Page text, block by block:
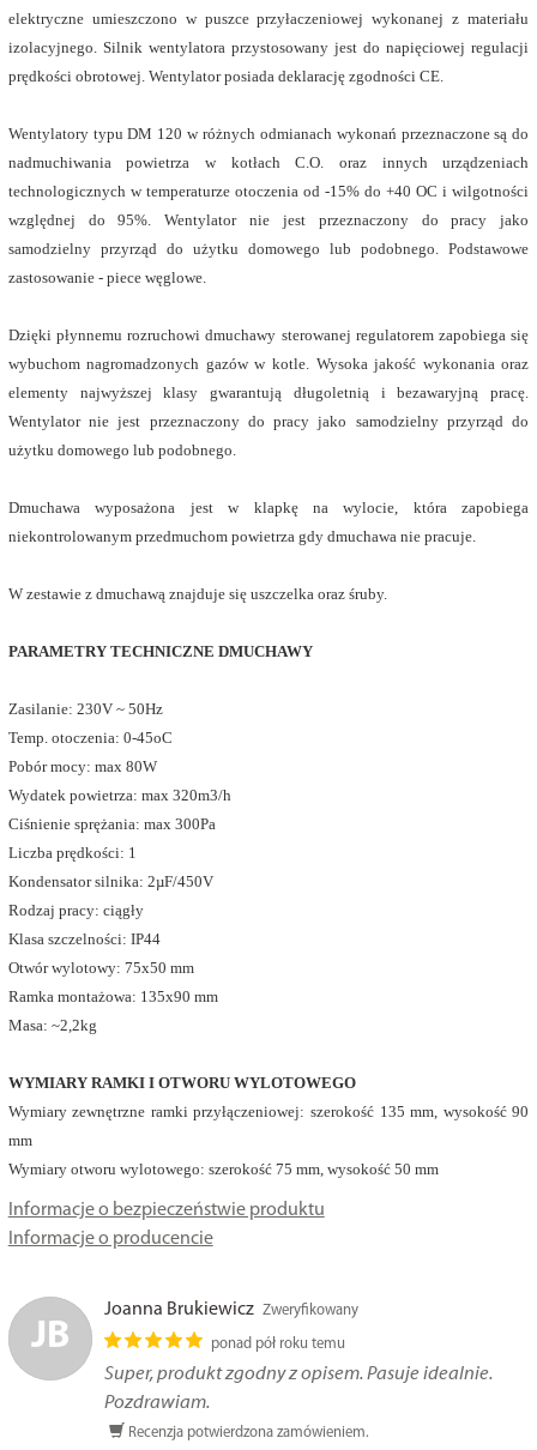
elektryczne umieszczono w puszce przyłaczeniowej wykonanej z materiału
izolacyjnego. Silnik wentylatora przystosowany jest do napięciowej regulacji
prędkości obrotowej. Wentylator posiada deklarację zgodności CE.
Wentylatory typu DM 120 w różnych odmianach wykonań przeznaczone są do
nadmuchiwania powietrza w kotłach C.O. oraz innych urządzeniach
technologicznych w temperaturze otoczenia od -15% do +40 OC i wilgotności
względnej do 95%. Wentylator nie jest przeznaczony do pracy jako
samodzielny przyrząd do użytku domowego lub podobnego. Podstawowe
zastosowanie - piece węglowe.
Dzięki płynnemu rozruchowi dmuchawy sterowanej regulatorem zapobiega się
wybuchom nagromadzonych gazów w kotle. Wysoka jakość wykonania oraz
elementy najwyższej klasy gwarantują długoletnią i bezawaryjną pracę.
Wentylator nie jest przeznaczony do pracy jako samodzielny przyrząd do
użytku domowego lub podobnego.
Dmuchawa wyposażona jest w klapkę na wylocie, która zapobiega
niekontrolowanym przedmuchom powietrza gdy dmuchawa nie pracuje.
W zestawie z dmuchawą znajduje się uszczelka oraz śruby.
PARAMETRY TECHNICZNE DMUCHAWY
Zasilanie: 230V ~ 50Hz
Temp. otoczenia: 0-45oC
Pobór mocy: max 80W
Wydatek powietrza: max 320m3/h
Ciśnienie sprężania: max 300Pa
Liczba prędkości: 1
Kondensator silnika: 2µF/450V
Rodzaj pracy: ciągły
Klasa szczelności: IP44
Otwór wylotowy: 75x50 mm
Ramka montażowa: 135x90 mm
Masa: ~2,2kg
WYMIARY RAMKI I OTWORU WYLOTOWEGO
Wymiary zewnętrzne ramki przyłączeniowej: szerokość 135 mm, wysokość 90
mm
Wymiary otworu wylotowego: szerokość 75 mm, wysokość 50 mm
Informacje o bezpieczeństwie produktu
Informacje o producencie
JB
Joanna Brukiewicz Zweryfikowany
ponad pół roku temu
Super, produkt zgodny z opisem. Pasuje idealnie.
Pozdrawiam.
Recenzja potwierdzona zamówieniem.